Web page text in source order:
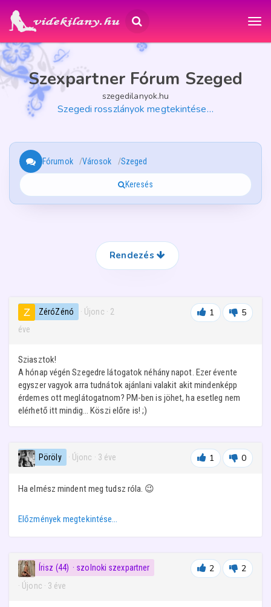
Szexpartner Fórum Szeged
szegedilanyok.hu
Szegedi rosszlányok megtekintése…
Fórumok Városok Szeged
Keresés
Rendezés
ZéróZénó · Újonc · 2
éve
1 5
Sziasztok!
A hónap végén Szegedre látogatok néhány napot. Ezer évente
egyszer vagyok arra tudnátok ajánlani valakit akit mindenképp
érdemes ott meglátogatnom? PM-ben is jöhet, ha esetleg nem
elérhető itt mindig... Köszi előre is! ;)
Pöröly · Újonc · 3 éve 1 0
Ha elmész mindent meg tudsz róla. 😉
Előzmények megtekintése…
Írisz (44) · szolnoki szexpartner
· Újonc · 3 éve
2 2